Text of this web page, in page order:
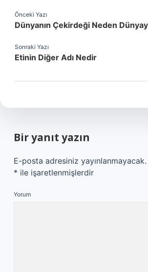
Önceki Yazı
Dünyanın Çekirdeği Neden
Sonraki Yazı
Etinin Diğer Adı Nedir
Bir yanıt yazın
E-posta adresiniz yayınlanmayacak.
* ile işaretlenmişlerdir
Yorum